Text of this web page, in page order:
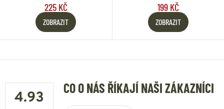
225 KČ
ZOBRAZIT
199 KČ
ZOBRAZIT
4.93
CO O NÁS ŘÍKAJÍ NAŠI ZÁKAZNÍCI